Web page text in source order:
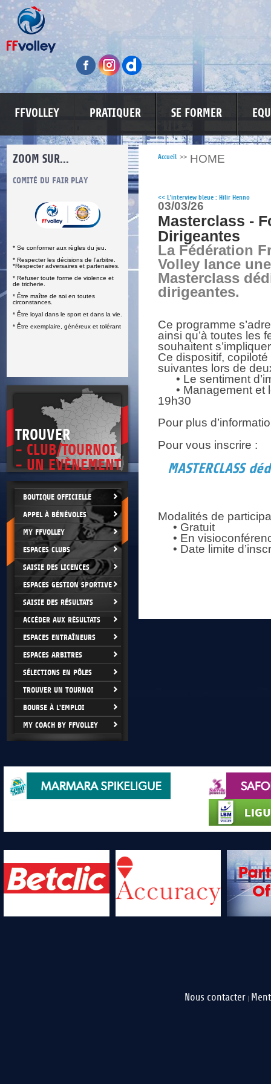
FFVOLLEY PRATIQUER SE FORMER
ZOOM SUR...
COMITÉ DU FAIR PLAY
* Se conformer aux règles du jeu.
* Respecter les décisions de l’arbitre.
*Respecter adversaires et partenaires.
* Refuser toute forme de violence et
de tricherie.
* Être maître de soi en toutes
circonstances.
* Être loyal dans le sport et dans la vie.
* Être exemplaire, généreux et tolérant
LUTTE CONTRE LES VIOLENCES
TROUVER
- CLUB/TOURNOI
- UN EVÈNEMENT
BOUTIQUE OFFICIELLE
APPEL À BÉNÉVOLES
MY FFVOLLEY
ESPACES CLUBS
SAISIE DES LICENCES
ESPACES GESTION SPORTIVE
SAISIE DES RÉSULTATS
ACCÉDER AUX RÉSULTATS
ESPACES ENTRAÎNEURS
ESPACES ARBITRES
SÉLECTIONS EN PÔLES
TROUVER UN TOURNOI
BOURSE À L'EMPLOI
MY COACH BY FFVOLLEY
Accueil >> HOME
<< L'interview bleue : Hilir Henno
03/03/26
Masterclass -
Dirigeantes
La Fédération
Volley lance
Masterclass
dirigeantes.
Ce programme
ainsi qu’à toutes les
souhaitent
Ce dispositif,
suivantes lors de
• Le sentiment
• Management et
19h30
Pour plus
Pour vous inscrire :
MASTERCLASS
Modalités de
• Gratuit
• En
• Date limite
Nous contacter |